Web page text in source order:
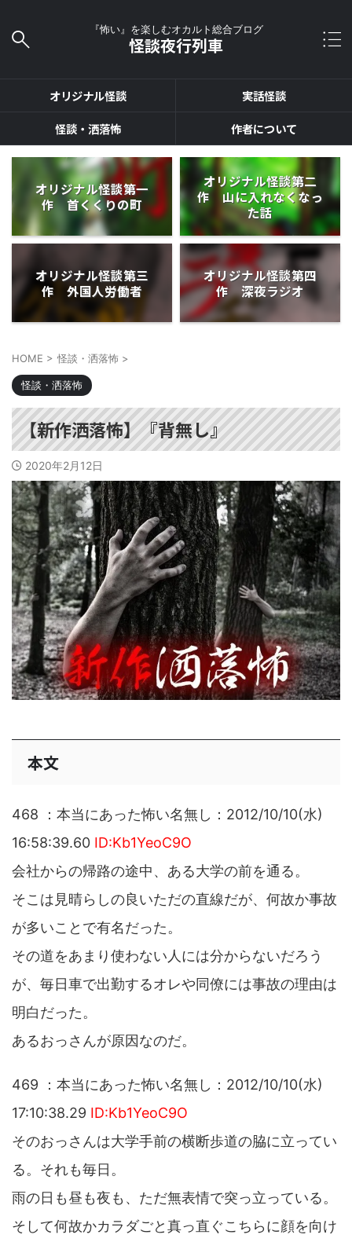
『怖い』を楽しむオカルト総合ブログ
怪談夜行列車
オリジナル怪談
実話怪談
怪談・洒落怖
作者について
オリジナル怪談第一
作 首くくりの町
オリジナル怪談第二
作 山に入れなくなっ
た話
オリジナル怪談第三
作 外国人労働者
オリジナル怪談第四
作 深夜ラジオ
HOME > 怪談・洒落怖 >
怪談・洒落怖
【新作洒落怖】『背無し』
2020年2月12日
本文
468 ：本当にあった怖い名無し：2012/10/10(水)
16:58:39.60 ID:Kb1YeoC9O
会社からの帰路の途中、ある大学の前を通る。
そこは見晴らしの良いただの直線だが、何故か事故
が多いことで有名だった。
その道をあまり使わない人には分からないだろう
が、毎日車で出勤するオレや同僚には事故の理由は
明白だった。
あるおっさんが原因なのだ。
469 ：本当にあった怖い名無し：2012/10/10(水)
17:10:38.29 ID:Kb1YeoC9O
そのおっさんは大学手前の横断歩道の脇に立ってい
る。それも毎日。
雨の日も昼も夜も、ただ無表情で突っ立っている。
そして何故かカラダごと真っ直ぐこちらに顔を向け